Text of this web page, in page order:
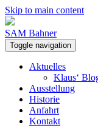
Skip to main content
SAM Bahner
Toggle navigation
Aktuelles
Klaus‘
Ausstellung
Historie
Anfahrt
Kontakt